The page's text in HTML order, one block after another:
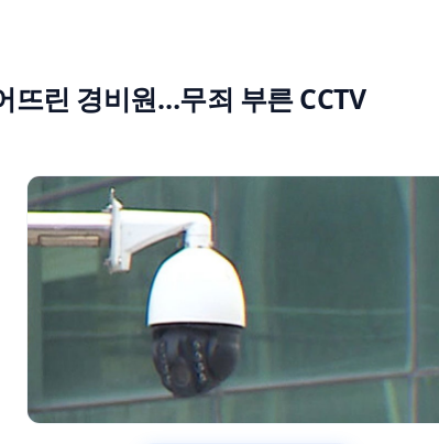
뜨린 경비원…무죄 부른 CCTV